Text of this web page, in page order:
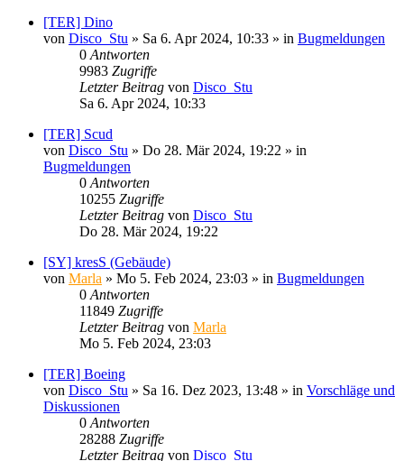
[TER] Dino
von Disco_Stu » Sa 6. Apr 2024, 10:33 » in Bugmeldungen
0 Antworten
9983 Zugriffe
Letzter Beitrag von Disco_Stu
Sa 6. Apr 2024, 10:33
[TER] Scud
von Disco_Stu » Do 28. Mär 2024, 19:22 » in
Bugmeldungen
0 Antworten
10255 Zugriffe
Letzter Beitrag von Disco_Stu
Do 28. Mär 2024, 19:22
[SY] kresS (Gebäude)
von Marla » Mo 5. Feb 2024, 23:03 » in Bugmeldungen
0 Antworten
11849 Zugriffe
Letzter Beitrag von Marla
Mo 5. Feb 2024, 23:03
[TER] Boeing
von Disco_Stu » Sa 16. Dez 2023, 13:48 » in Vorschläge und
Diskussionen
0 Antworten
28288 Zugriffe
Letzter Beitrag von Disco_Stu